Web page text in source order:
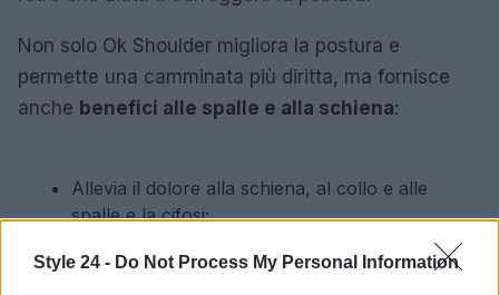
Style 24 - Do Not Process My Personal Information
Non solo Ok Shoulder migliora la postura e
permette una camminata più diritta, ma fornisce
anche benefici alle spalle e alla schiena:
Allevia il dolore alla schiena, al collo e alle
spalle e la cifosi;
Rinforza i muscoli e la colonna vertebrale per
ripristinare l’allineamento;